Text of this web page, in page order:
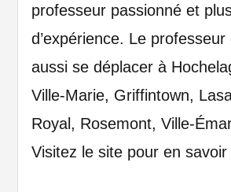
professeur passionné et
d’expérience. Le
aussi se déplacer à
Ville-Marie, Griffintown,
Royal, Rosemont, Ville-
Visitez le site pour en savoir